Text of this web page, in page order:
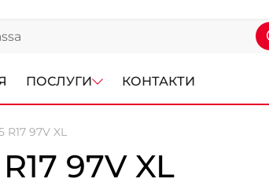
ПОСЛУГИ КОНТАКТИ
R17 97V XL
97V XL